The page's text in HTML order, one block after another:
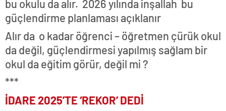
bu okulu da alır. 2026 yılında inşallah bu
güçlendirme planlaması açıklanır
Alır da o kadar öğrenci – öğretmen çürük okul
da değil, güçlendirmesi yapılmış sağlam bir
okul da eğitim görür, değil mi ?
***
İDARE 2025’TE ‘REKOR’ DEDİ